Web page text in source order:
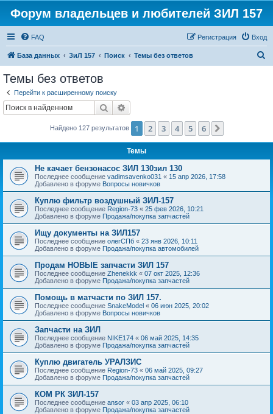
Форум владельцев и любителей ЗИЛ 157
FAQ Вход
Регистрация
База данных ЗиЛ 157 Поиск Темы без ответов
Темы без ответов
Перейти к расширенному поиску
Поиск
Найдено 127 результатов 1 2 3 4 5 6
Темы
Не качает бензонасос ЗИЛ 130зил 130
Последнее сообщение vadimsavenko031 « 15 апр 2026, 17:58
Добавлено в форуме Вопросы новичков
Куплю фильтр воздушный ЗИЛ-157
Последнее сообщение Region-73 « 25 фев 2026, 10:21
Добавлено в форуме Продажа/покупка запчастей
Ищу документы на ЗИЛ157
Последнее сообщение олегСПб « 23 янв 2026, 10:11
Добавлено в форуме Продажа/покупка автомобилей
Продам НОВЫЕ запчасти ЗИЛ 157
Последнее сообщение Zhenekkk « 07 окт 2025, 12:36
Добавлено в форуме Продажа/покупка запчастей
Помощь в матчасти по ЗИЛ 157.
Последнее сообщение SnakeModel « 06 июн 2025, 20:02
Добавлено в форуме Вопросы новичков
Запчасти на ЗИЛ
Последнее сообщение NIKE174 « 06 май 2025, 14:35
Добавлено в форуме Продажа/покупка запчастей
Куплю двигатель УРАЛЗИС
Последнее сообщение Region-73 « 06 май 2025, 09:27
Добавлено в форуме Продажа/покупка запчастей
КОМ РК ЗИЛ-157
Последнее сообщение ansor « 03 апр 2025, 06:10
Добавлено в форуме Продажа/покупка запчастей